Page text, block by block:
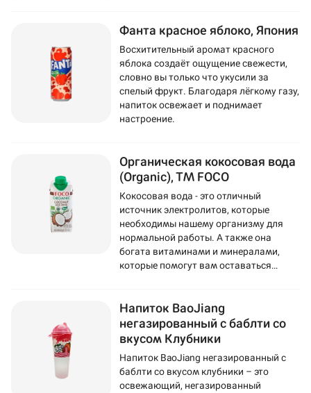
Фанта красное яблоко, Япония
Восхитительный аромат красного
яблока создаёт ощущение свежести,
словно вы только что укусили за
спелый фрукт. Благодаря лёгкому газу,
напиток освежает и поднимает
настроение.
Органическая кокосовая вода
(Organic), ТМ FOCO
Кокосовая вода - это отличный
источник электролитов, которые
необходимы нашему организму для
нормальной работы. А также она
богата витаминами и минералами,
которые помогут вам оставаться
Напиток BaoJiang
негазированный с баблти со
вкусом Клубники
Напиток BaoJiang негазированный с
баблти со вкусом клубники – это
освежающий, негазированный